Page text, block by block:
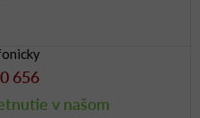
656
v našom